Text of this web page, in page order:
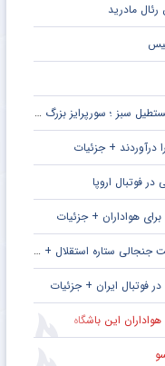
مادرید
بزرگ در راه است ؟ + جزئیات
درآوردند + جزئیات
فوتبال اروپا
هواداران + جزئیات
ستاره استقلال + جزئیات
فوتبال ایران + جزئیات
این باشگاه